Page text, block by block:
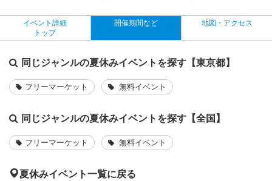
イベント詳細
トップ
開催期間など 地図・アクセス
同じジャンルの夏休みイベントを探す【東京都】
フリーマーケット 無料イベント
同じジャンルの夏休みイベントを探す【全国】
フリーマーケット 無料イベント
夏休みイベント一覧に戻る